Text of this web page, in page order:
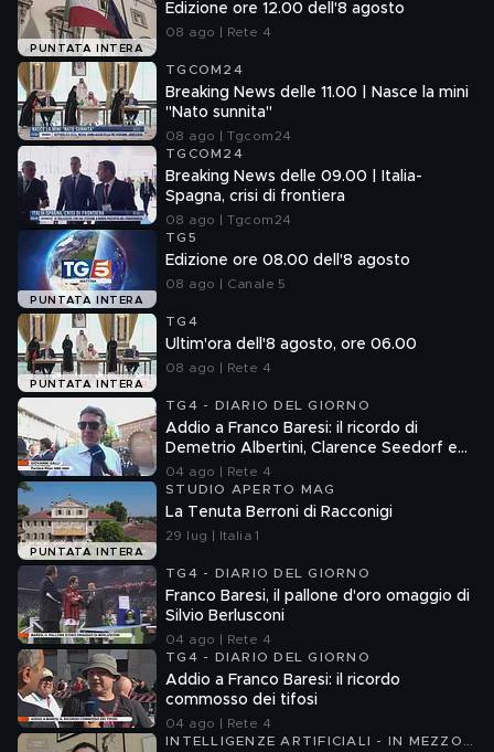
PUNTATA INTERA
Edizione ore 12.00 dell'8 agosto
08 ago | Rete 4
TGCOM24
Breaking News delle 11.00 | Nasce la mini
"Nato sunnita"
08 ago | Tgcom24
TGCOM24
Breaking News delle 09.00 | Italia-
Spagna, crisi di frontiera
08 ago | Tgcom24
PUNTATA INTERA
TG5
Edizione ore 08.00 dell'8 agosto
08 ago | Canale 5
PUNTATA INTERA
TG4
Ultim'ora dell'8 agosto, ore 06.00
08 ago | Rete 4
TG4 - DIARIO DEL GIORNO
Addio a Franco Baresi: il ricordo di
Demetrio Albertini, Clarence Seedorf e
Giovanni Galli
04 ago | Rete 4
PUNTATA INTERA
STUDIO APERTO MAG
La Tenuta Berroni di Racconigi
29 lug | Italia 1
TG4 - DIARIO DEL GIORNO
Franco Baresi, il pallone d'oro omaggio di
Silvio Berlusconi
04 ago | Rete 4
TG4 - DIARIO DEL GIORNO
Addio a Franco Baresi: il ricordo
commosso dei tifosi
04 ago | Rete 4
INTELLIGENZE ARTIFICIALI - IN MEZZO